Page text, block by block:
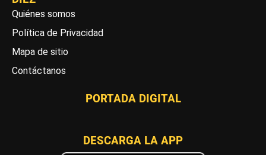
Quiénes somos
Política de Privacidad
Mapa de sitio
Contáctanos
PORTADA DIGITAL
DESCARGA LA APP